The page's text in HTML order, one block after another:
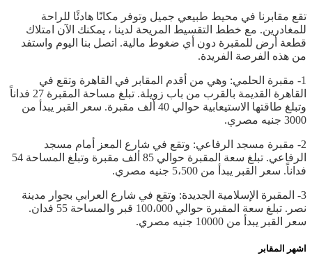
تقع مقابرنا في محيط طبيعي جميل وتوفر مكانًا هادئًا للراحة
للمغادرين. مع خطط التقسيط المريحة لدينا ، يمكنك الآن امتلاك
قطعة أرض للمقبرة دون أي ضغوط مالية. اتصل بنا اليوم واستفد
من هذه الفرصة الفريدة.
1- مقبرة الحلمي: وهي من أقدم المقابر في القاهرة وتقع في
القاهرة القديمة بالقرب من باب زويلة. تبلغ مساحة المقبرة 27 فداناً
وتبلغ طاقتها الاستيعابية حوالي 40 ألف مقبرة. سعر القبر يبدأ من
3000 جنيه مصري.
2- مقبرة مسجد الرفاعي: وتقع في شارع المعز أمام مسجد
الرفاعي. تبلغ سعة المقبرة حوالي 85 ألف مقبرة وتبلغ المساحة 54
فداناً. سعر القبر يبدأ من 5،500 جنيه مصري.
3- المقبرة الإسلامية الجديدة: وتقع في شارع العرابي بجوار مدينة
نصر. تبلغ سعة المقبرة حوالي 100،000 قبر والمساحة 55 فدان.
سعر القبر يبدأ من 10000 جنيه مصري.
اشهر المقابر